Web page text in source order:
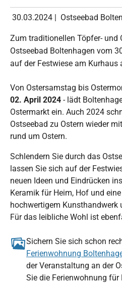
30.03.2024 | Ostseebad
Zum traditionellen Töpfer- und
Ostseebad Boltenhagen vom
auf der Festwiese am Kurhaus
Von Ostersamstag bis
02. April 2024 - lädt
Ostermarkt ein. Auch 2024
Ostseebad zu Ostern wieder
rund um Ostern.
Schlendern Sie durch das
lassen Sie sich auf der
neuen Ideen und Eindrücken
Keramik für Heim, Hof und
hochwertigem Kunsthandwerk
Für das leibliche Wohl ist
Sichern Sie sich schon
Ferienwohnung
der Veranstaltung an der
Sie die Ferienwohnung